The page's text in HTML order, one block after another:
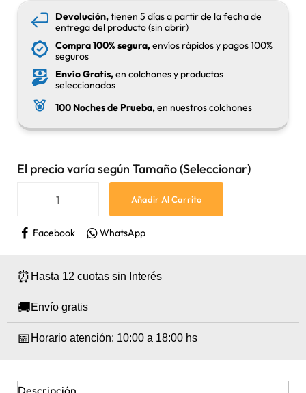
Devolución,tienen 5 días a partir de la fecha de
entrega del producto (sin abrir)
Compra 100% segura,envíos rápidos y pagos 100%
seguros
Envío Gratis,en colchones y productos
seleccionados
100 Noches de Prueba,en nuestros colchones
El precio varía según Tamaño (Seleccionar)
Añadir Al Carrito
Facebook WhatsApp
⏰ Hasta 12 cuotas sin Interés
🚚Envío gratis
📅 Horario atención: 10:00 a 18:00 hs